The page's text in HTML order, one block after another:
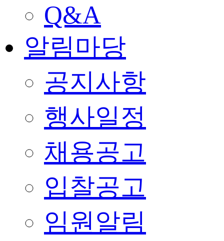
Q&A
알림마당
공지사항
행사일정
채용공고
입찰공고
임원알림